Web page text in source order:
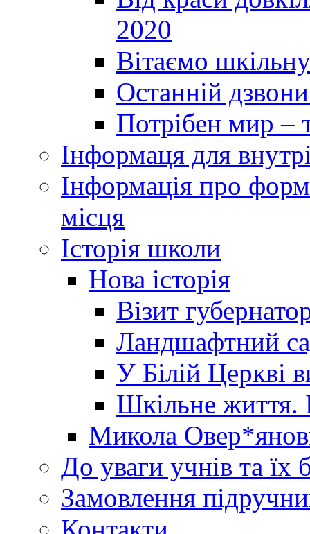
2020
Вітаємо
Останній
Потрібен мир –
Інформаця для
Інформація про
місця
Історія школи
Нова історія
Візит
Ландшафтний
У Білій Церкві
Шкільне життя.
Микола
До уваги учнів та їх
Замовлення